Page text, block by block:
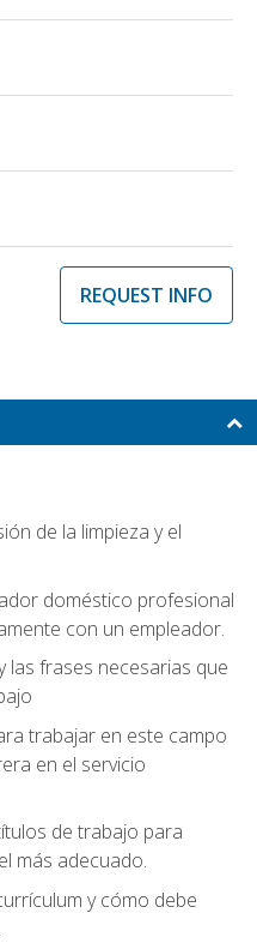
REQUEST INFO
de la limpieza y el
doméstico profesional
con un empleador.
las frases necesarias que
trabajar en este campo
en el servicio
de trabajo para
más adecuado.
y cómo debe